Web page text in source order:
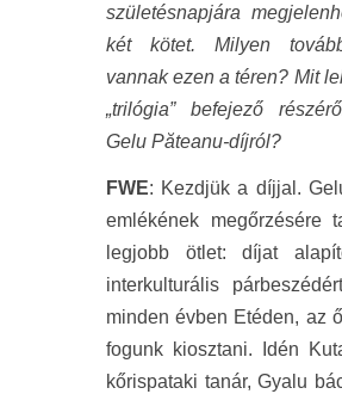
születésnapjára
két kötet. Milyen
vannak ezen a téren? Mit
„trilógia” befejező
Gelu Păteanu-díjról?
FWE: Kezdjük a díjjal.
emlékének megőrzésére
legjobb ötlet: díjat
interkulturális
minden évben Etéden, az
fogunk kiosztani. Idén
kőrispataki tanár, Gyalu